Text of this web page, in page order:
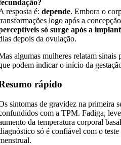
resposta é:depende. Embora o
logo após a
só surge após a
depois da ovulação.
algumas mulheres relatam
podem indicar o início da
rápido
sintomas de gravidez na primeira
com a TPM. Fadiga,
da temperatura corporal
só é confiável com o